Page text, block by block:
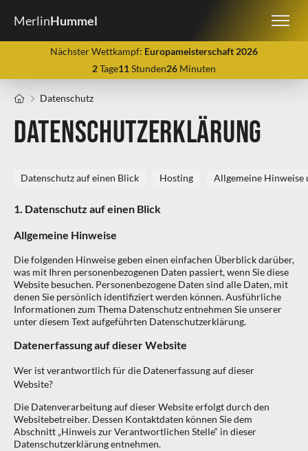
MerlinHummel
Nächster Wettkampf: Europameisterschaft 2026
2Tage11 Stunden26 Minuten
Datenschutz
Datenschutzerklärung
Datenschutz auf einen Blick Hosting Allgemeine
1. Datenschutz auf einen Blick
Allgemeine Hinweise
Die folgenden Hinweise geben einen einfachen Überblick darüber,
was mit Ihren personenbezogenen Daten passiert, wenn Sie diese
Website besuchen. Personenbezogene Daten sind alle Daten, mit
denen Sie persönlich identifiziert werden können. Ausführliche
Informationen zum Thema Datenschutz entnehmen Sie unserer
unter diesem Text aufgeführten Datenschutzerklärung.
Datenerfassung auf dieser Website
Wer ist verantwortlich für die Datenerfassung auf dieser
Website?
Die Datenverarbeitung auf dieser Website erfolgt durch den
Websitebetreiber. Dessen Kontaktdaten können Sie dem
Abschnitt „Hinweis zur Verantwortlichen Stelle“ in dieser
Datenschutzerklärung entnehmen.